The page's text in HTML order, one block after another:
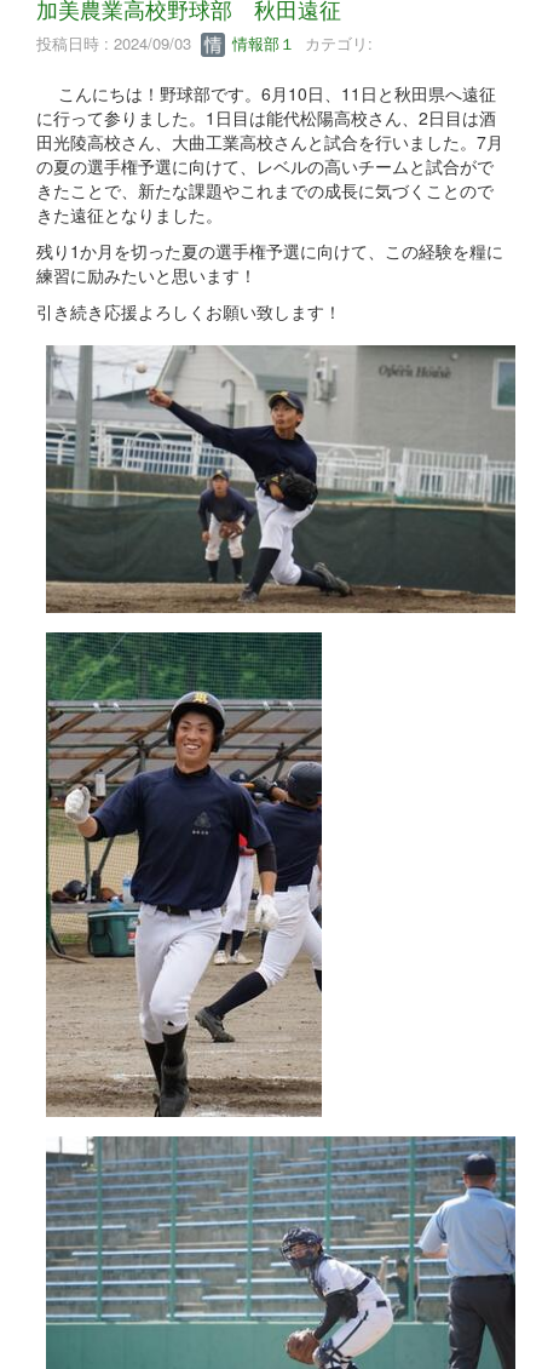
加美農業高校野球部 秋田遠征
投稿日時 : 2024/09/03 情報部１ カテゴリ:
こんにちは！野球部です。6月10日、11日と秋田県へ遠征
に行って参りました。1日目は能代松陽高校さん、2日目は酒
田光陵高校さん、大曲工業高校さんと試合を行いました。7月
の夏の選手権予選に向けて、レベルの高いチームと試合がで
きたことで、新たな課題やこれまでの成長に気づくことので
きた遠征となりました。
残り1か月を切った夏の選手権予選に向けて、この経験を糧に
練習に励みたいと思います！
引き続き応援よろしくお願い致します！